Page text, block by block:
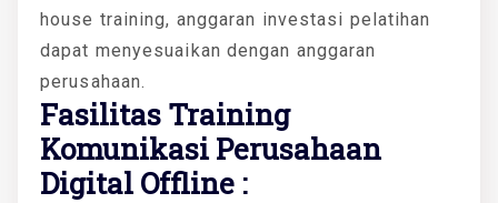
house training, anggaran investasi pelatihan
dapat menyesuaikan dengan anggaran
perusahaan.
Fasilitas Training
Komunikasi Perusahaan
Digital Offline :